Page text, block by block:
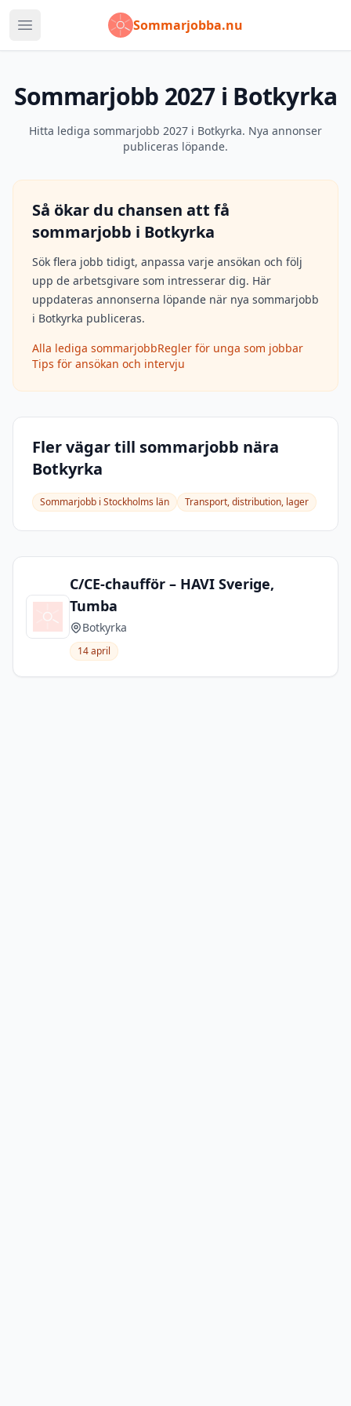
Öppna huvudmenySommarjobba.nu
Sommarjobb 2027 i Botkyrka
Hitta lediga sommarjobb 2027 i Botkyrka. Nya annonser
publiceras löpande.
Så ökar du chansen att få
sommarjobb i Botkyrka
Sök flera jobb tidigt, anpassa varje ansökan och följ
upp de arbetsgivare som intresserar dig. Här
uppdateras annonserna löpande när nya sommarjobb
i Botkyrka publiceras.
Alla lediga sommarjobbRegler för unga som jobbar
Tips för ansökan och intervju
Fler vägar till sommarjobb nära
Botkyrka
Sommarjobb i Stockholms län Transport, distribution, lager
C/CE-chaufför – HAVI Sverige,
Tumba
Botkyrka
14 april